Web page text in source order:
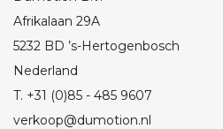
Afrikalaan 29A
5232 BD ’s-Hertogenbosch
Nederland
T. +31 (0)85 - 485 9607
verkoop@dumotion.nl